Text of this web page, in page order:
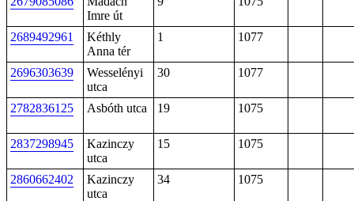
Imre út
2689492961
Kéthly
Anna tér
1 1077
2696303639
Wesselényi
utca
30 1077
2782836125 Asbóth utca 19 1075
2837298945
Kazinczy
utca
15 1075
2860662402
Kazinczy
utca
34 1075